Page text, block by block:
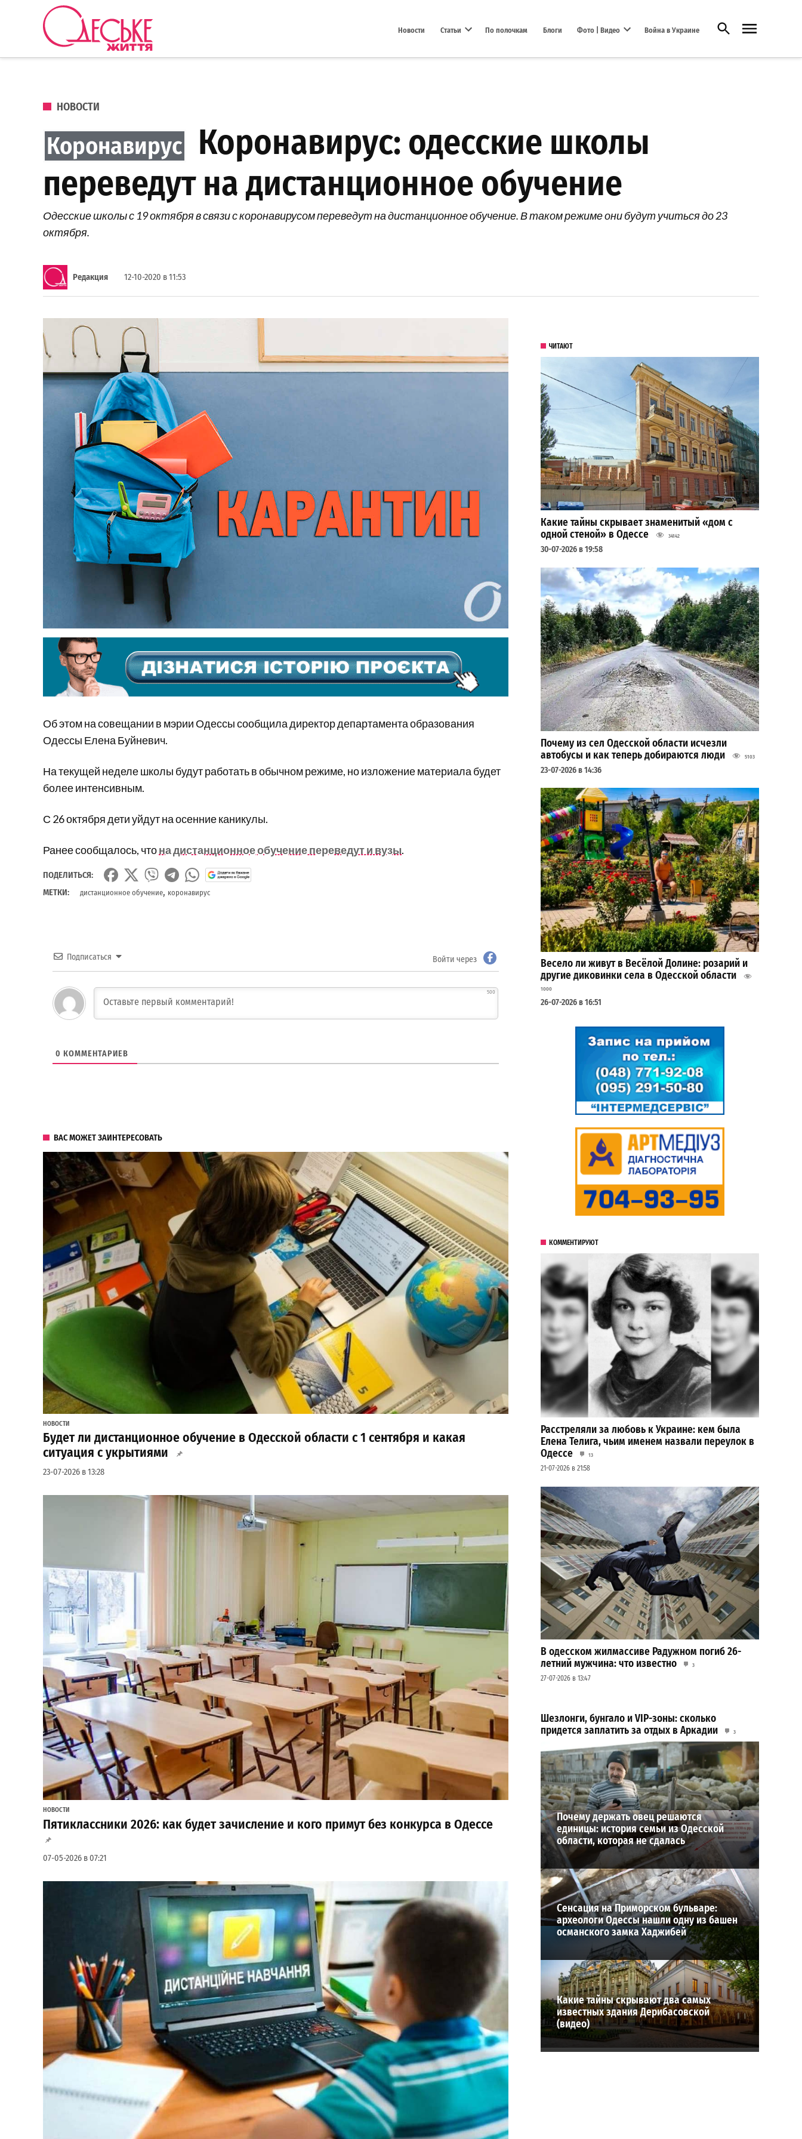
Перейти к содержанию
Новости Статьи По полочкам Блоги Фото | Видео Война в Украине Открыть поиск
ОПУБЛИКОВАНО В
НОВОСТИ
Коронавирус: одесские школы
переведут на дистанционное обучение
Одесские школы с 19 октября в связи с коронавирусом переведут на дистанционное обучение. В таком режиме они будут учиться до 23
октября.
Редакция 12-10-2020 в 11:53
Об этом на совещании в мэрии Одессы сообщила директор департамента образования
Одессы Елена Буйневич.
На текущей неделе школы будут работать в обычном режиме, но изложение материала будет
более интенсивным.
С 26 октября дети уйдут на осенние каникулы.
Ранее сообщалось, чтона дистанционное обучение переведут и вузы.
ПОДЕЛИТЬСЯ:
МЕТКИ:
дистанционное обучение, коронавирус
Подписаться Войти через
500
0 КОММЕНТАРИЕВ
ВАС МОЖЕТ ЗАИНТЕРЕСОВАТЬ
НОВОСТИ
Будет ли дистанционное обучение в Одесской области с 1 сентября и какая
ситуация с укрытиями
23-07-2026 в 13:28
НОВОСТИ
Пятиклассники 2026: как будет зачисление и кого примут без конкурса в Одессе
07-05-2026 в 07:21
ЧИТАЮТ
Какие тайны скрывает знаменитый «дом с
одной стеной» в Одессе
34142
30-07-2026 в 19:58
Почему из сел Одесской области исчезли
автобусы и как теперь добираются люди
5103
23-07-2026 в 14:36
Весело ли живут в Весёлой Долине: розарий и
другие диковинки села в Одесской области
1000
26-07-2026 в 16:51
КОММЕНТИРУЮТ
Расстреляли за любовь к Украине: кем была
Елена Телига, чьим именем назвали переулок в
Одессе
13
21-07-2026 в 21:58
В одесском жилмассиве Радужном погиб 26-
летний мужчина: что известно
3
27-07-2026 в 13:47
Шезлонги, бунгало и VIP-зоны: сколько
придется заплатить за отдых в Аркадии
3
ВИБОР РЕДАКЦИИ
Почему держать овец решаются
единицы: история семьи из Одесской
области, которая не сдалась
Сенсация на Приморском бульваре:
археологи Одессы нашли одну из башен
османского замка Хаджибей
Какие тайны скрывают два самых
известных здания Дерибасовской
(видео)